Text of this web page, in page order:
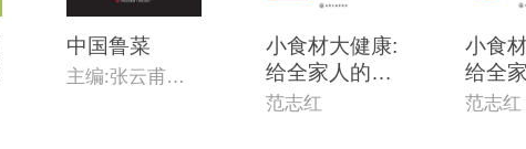
中国鲁菜
主编:张云甫、杨建勇、王楷
小食材大健康:
给全家人的科
学饮食指南1
范志红
小食
给全
学饮
范志红